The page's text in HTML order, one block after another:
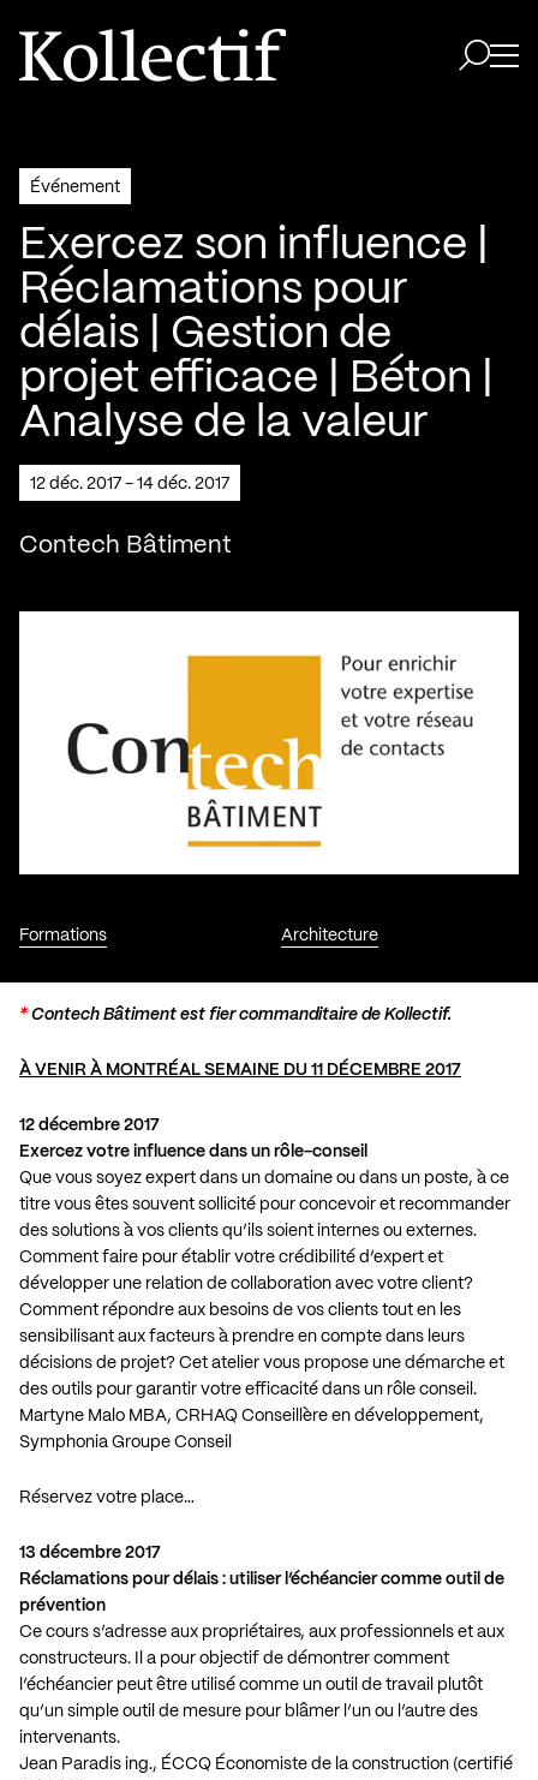
Aller à la page d'accueil
Logo Kollectif
Événement
Exercez son influence |
Réclamations pour
délais | Gestion de
projet efficace | Béton |
Analyse de la valeur
12 déc. 2017 - 14 déc. 2017
Contech Bâtiment
Formations Architecture
*Contech Bâtiment est fier commanditaire de Kollectif.
À VENIR À MONTRÉAL SEMAINE DU 11 DÉCEMBRE 2017
12 décembre 2017
Exercez votre influence dans un rôle-conseil
Que vous soyez expert dans un domaine ou dans un poste, à ce
titre vous êtes souvent sollicité pour concevoir et recommander
des solutions à vos clients qu’ils soient internes ou externes.
Comment faire pour établir votre crédibilité d’expert et
développer une relation de collaboration avec votre client?
Comment répondre aux besoins de vos clients tout en les
sensibilisant aux facteurs à prendre en compte dans leurs
décisions de projet? Cet atelier vous propose une démarche et
des outils pour garantir votre efficacité dans un rôle conseil.
Martyne Malo MBA, CRHAQ Conseillère en développement,
Symphonia Groupe Conseil
Réservez votre place…
13 décembre 2017
Réclamations pour délais : utiliser l’échéancier comme outil de
prévention
Ce cours s’adresse aux propriétaires, aux professionnels et aux
constructeurs. Il a pour objectif de démontrer comment
l’échéancier peut être utilisé comme un outil de travail plutôt
qu’un simple outil de mesure pour blâmer l’un ou l’autre des
intervenants.
Jean Paradis ing., ÉCCQ Économiste de la construction (certifié